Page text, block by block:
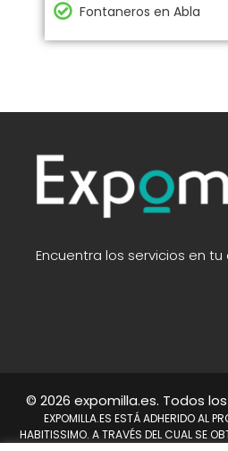
Fontaneros en Abla
Encuentra los servicios en tu
© 2026 expomilla.es. Todos
EXPOMILLA.ES ESTÁ ADHERIDO AL
HABITISSIMO. A TRAVÉS DEL CUAL SE